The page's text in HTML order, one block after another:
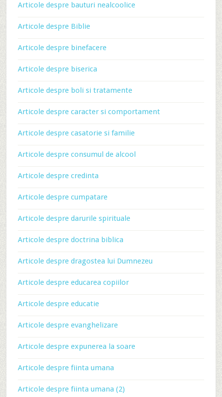
Articole despre bauturi nealcoolice
Articole despre Biblie
Articole despre binefacere
Articole despre biserica
Articole despre boli si tratamente
Articole despre caracter si comportament
Articole despre casatorie si familie
Articole despre consumul de alcool
Articole despre credinta
Articole despre cumpatare
Articole despre darurile spirituale
Articole despre doctrina biblica
Articole despre dragostea lui Dumnezeu
Articole despre educarea copiilor
Articole despre educatie
Articole despre evanghelizare
Articole despre expunerea la soare
Articole despre fiinta umana
Articole despre fiinta umana (2)